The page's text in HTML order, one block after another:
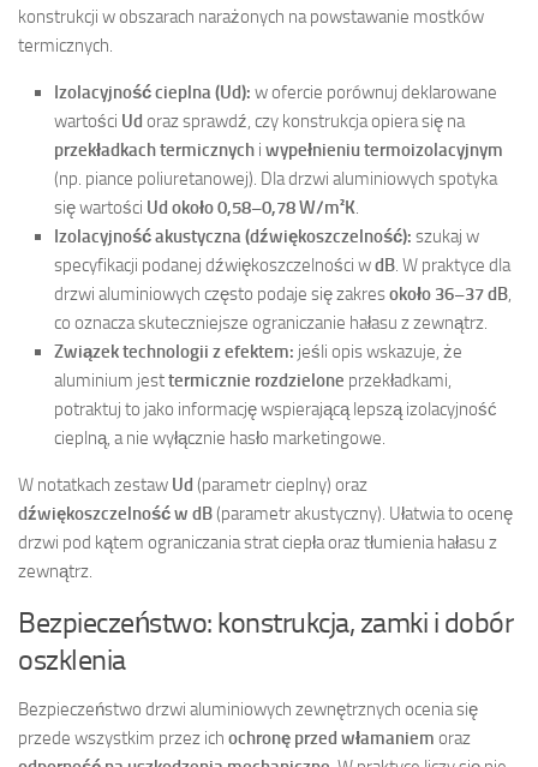
konstrukcji w obszarach narażonych na powstawanie mostków
termicznych.
Izolacyjność cieplna (Ud): w ofercie porównuj deklarowane
wartości Ud oraz sprawdź, czy konstrukcja opiera się na
przekładkach termicznych i wypełnieniu termoizolacyjnym
(np. piance poliuretanowej). Dla drzwi aluminiowych spotyka
się wartości Ud około 0,58–0,78 W/m²K.
Izolacyjność akustyczna (dźwiękoszczelność): szukaj w
specyfikacji podanej dźwiękoszczelności wdB. W praktyce dla
drzwi aluminiowych często podaje się zakresokoło 36–37 dB,
co oznacza skuteczniejsze ograniczanie hałasu z zewnątrz.
Związek technologii z efektem: jeśli opis wskazuje, że
aluminium jesttermicznie rozdzielone przekładkami,
potraktuj to jako informację wspierającą lepszą izolacyjność
cieplną, a nie wyłącznie hasło marketingowe.
W notatkach zestaw Ud (parametr cieplny) oraz
dźwiękoszczelność w dB(parametr akustyczny). Ułatwia to ocenę
drzwi pod kątem ograniczania strat ciepła oraz tłumienia hałasu z
zewnątrz.
Bezpieczeństwo: konstrukcja, zamki i dobór
oszklenia
Bezpieczeństwo drzwi aluminiowych zewnętrznych ocenia się
przede wszystkim przez ich ochronę przed włamaniem oraz